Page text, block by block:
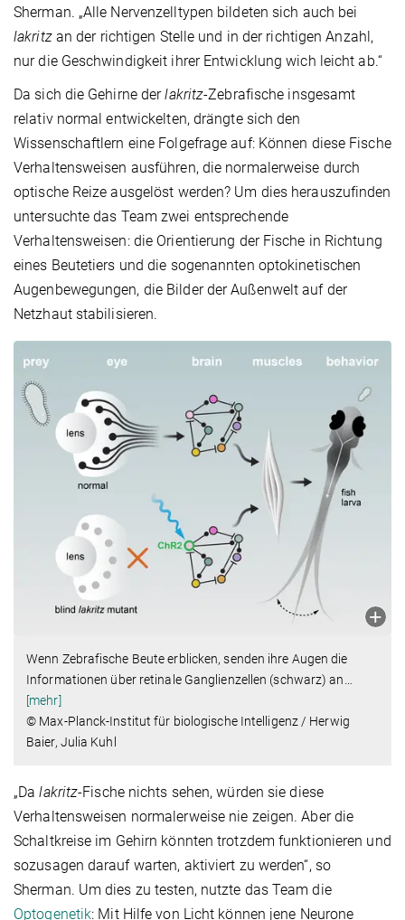
Sherman. „Alle Nervenzelltypen bildeten sich auch bei
lakritz an der richtigen Stelle und in der richtigen Anzahl,
nur die Geschwindigkeit ihrer Entwicklung wich leicht ab.“
Da sich die Gehirne derlakritz-Zebrafische insgesamt
relativ normal entwickelten, drängte sich den
Wissenschaftlern eine Folgefrage auf: Können diese Fische
Verhaltensweisen ausführen, die normalerweise durch
optische Reize ausgelöst werden? Um dies herauszufinden
untersuchte das Team zwei entsprechende
Verhaltensweisen: die Orientierung der Fische in Richtung
eines Beutetiers und die sogenannten optokinetischen
Augenbewegungen, die Bilder der Außenwelt auf der
Netzhaut stabilisieren.
Wenn Zebrafische Beute erblicken, senden ihre Augen die
Informationen über retinale Ganglienzellen (schwarz) an
[mehr]
© Max-Planck-Institut für biologische Intelligenz / Herwig
Baier, Julia Kuhl
„Dalakritz-Fische nichts sehen, würden sie diese
Verhaltensweisen normalerweise nie zeigen. Aber die
Schaltkreise im Gehirn könnten trotzdem funktionieren und
sozusagen darauf warten, aktiviert zu werden“, so
Sherman. Um dies zu testen, nutzte das Team die
Optogenetik: Mit Hilfe von Licht können jene Neurone